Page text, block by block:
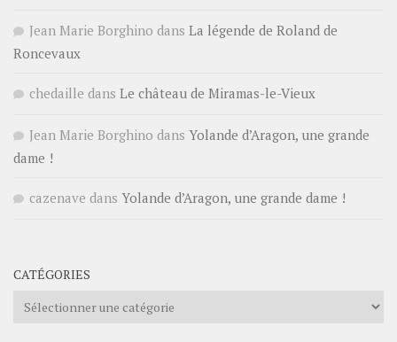
Jean Marie Borghino dans La légende de Roland de
Roncevaux
chedaille dans Le château de Miramas-le-Vieux
Jean Marie Borghino dans Yolande d’Aragon, une grande
dame !
cazenave dans Yolande d’Aragon, une grande dame !
CATÉGORIES
Catégories